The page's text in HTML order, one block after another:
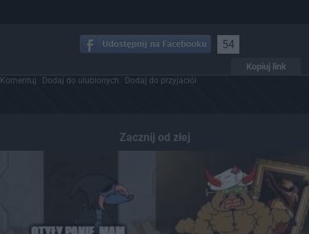
54
Kopiuj link
Komentuj Dodaj do ulubionych Dodaj do przyjaciół
Zacznij od złej